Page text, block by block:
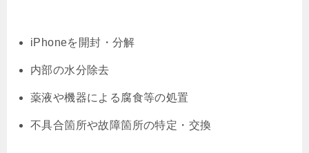
iPhoneを開封・分解
内部の水分除去
薬液や機器による腐食等の処置
不具合箇所や故障箇所の特定・交換